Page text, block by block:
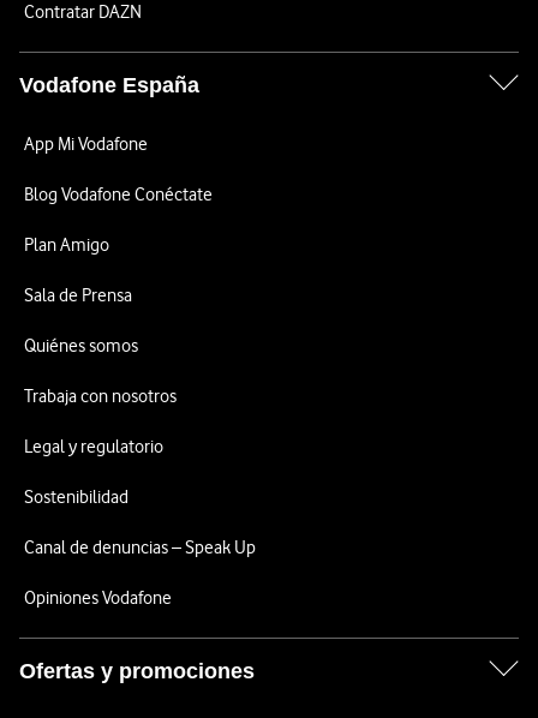
Contratar DAZN
Vodafone España
App Mi Vodafone
Blog Vodafone Conéctate
Plan Amigo
Sala de Prensa
Quiénes somos
Trabaja con nosotros
Legal y regulatorio
Sostenibilidad
Canal de denuncias – Speak Up
Opiniones Vodafone
Ofertas y promociones